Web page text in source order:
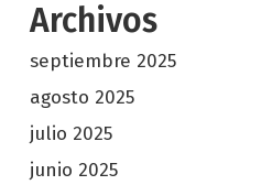
Archivos
septiembre 2025
agosto 2025
julio 2025
junio 2025